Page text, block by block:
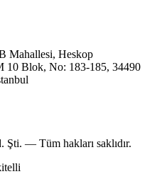
Mahallesi, Heskop
10 Blok, No: 183-185, 34490
Şti. — Tüm hakları saklıdır.